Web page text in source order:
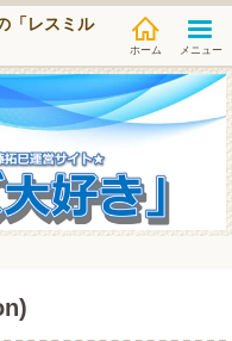
「レスミル
メニュー